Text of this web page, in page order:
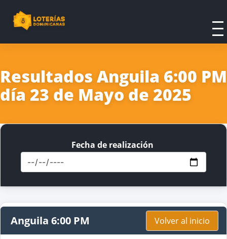
Resultados Anguila 6:00 PM
día 23 de Mayo de 2025
Fecha de realización
Anguila 6:00 PM Volver al inicio